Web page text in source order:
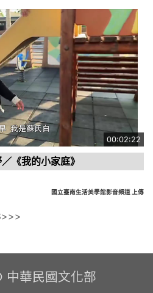
00:02:22
《我的小家庭》
國立臺南生活美學館影音頻道 上傳
>>>
華民國文化部